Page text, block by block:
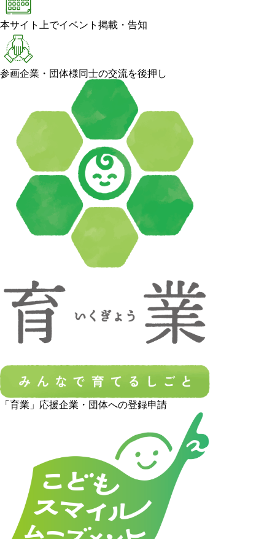
本サイト上でイベント掲載・告知
参画企業・団体様同士の交流を後押し
「育業」応援企業・団体への登録申請